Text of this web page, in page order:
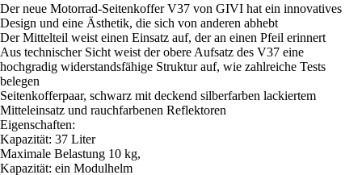
Der neue Motorrad-Seitenkoffer V37 von GIVI hat ein innovatives
Design und eine Ästhetik, die sich von anderen abhebt
Der Mittelteil weist einen Einsatz auf, der an einen Pfeil erinnert
Aus technischer Sicht weist der obere Aufsatz des V37 eine
hochgradig widerstandsfähige Struktur auf, wie zahlreiche Tests
belegen
Seitenkofferpaar, schwarz mit deckend silberfarben lackiertem
Mitteleinsatz und rauchfarbenen Reflektoren
Eigenschaften:
Kapazität: 37 Liter
Maximale Belastung 10 kg,
Kapazität: ein Modulhelm